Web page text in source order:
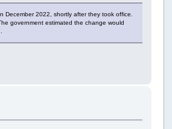
December 2022, shortly after they took office.
government estimated the change would